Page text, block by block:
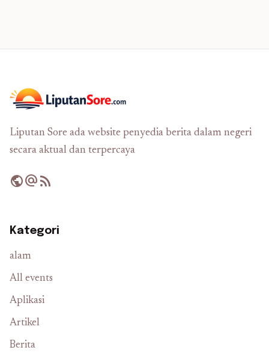
Liputan Sore ada website penyedia berita dalam negeri
secara aktual dan terpercaya
publicalternate_emailrss_feed
Kategori
alam
All events
Aplikasi
Artikel
Berita